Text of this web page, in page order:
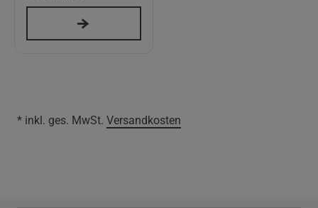
* inkl. ges. MwSt. Versandkosten